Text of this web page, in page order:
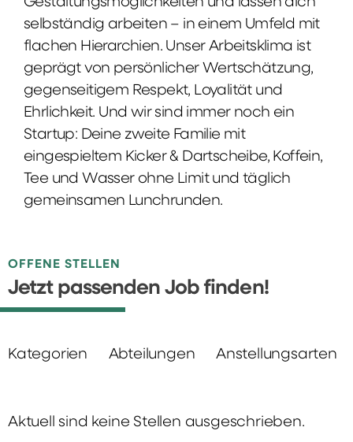
selbständig arbeiten – in einem Umfeld mit
flachen Hierarchien. Unser Arbeitsklima ist
geprägt von persönlicher Wertschätzung,
gegenseitigem Respekt, Loyalität und
Ehrlichkeit. Und wir sind immer noch ein
Startup: Deine zweite Familie mit
eingespieltem Kicker & Dartscheibe, Koffein,
Tee und Wasser ohne Limit und täglich
gemeinsamen Lunchrunden.
OFFENE STELLEN
Jetzt passenden Job finden!
Kategorien Abteilungen Anstellungsarten
Aktuell sind keine Stellen ausgeschrieben.